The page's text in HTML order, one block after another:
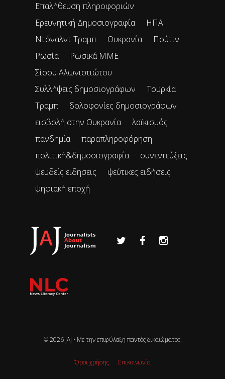
Επαλήθευση πληροφοριών
Ερευνητική Δημοσιογραφία
ΗΠΑ
Ντόναλντ Τραμπ
Ουκρανία
Πούτιν
Ρωσία
Ρωσικά ΜΜΕ
Σίσσυ Αλωνιστιώτου
Συλλήψεις δημοσιογράφων
Τουρκία
Τραμπ
δολοφονίες δημοσιογράφων
εισβολή στην Ουκρανία
λαϊκισμός
πανδημία
παραπληροφόρηση
πολιτική&δημοσιογραφία
συνεντεύξεις
ψευδείς ειδησεις
ψεύτικες ειδήσεις
ψηφιακή εποχή
© 2026 JAJ • Mε την επιφύλαξη παντός δικαιώματος.
Όροι χρήσης Επικοινωνία